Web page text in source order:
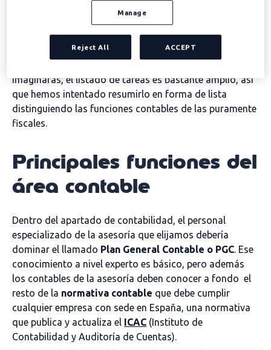
Para saber por qué la figura del asesor contable y fiscal
es tan importante para la buena marcha de nuestro
negocio, lo primero que tenemos que averiguar es
imaginarás, el listado de tareas es bastante amplio, así
que hemos intentado resumirlo en forma de lista
distinguiendo las funciones contables de las puramente
fiscales.
Principales funciones del
área contable
Dentro del apartado de contabilidad, el personal
especializado de la asesoría que elijamos debería
dominar el llamado Plan General Contable o PGC. Ese
conocimiento a nivel experto es básico, pero además
los contables de la asesoría deben conocer a fondo el
resto de la normativa contable que debe cumplir
cualquier empresa con sede en España, una normativa
que publica y actualiza el ICAC (Instituto de
Contabilidad y Auditoría de Cuentas).
Manage
Reject All ACCEPT